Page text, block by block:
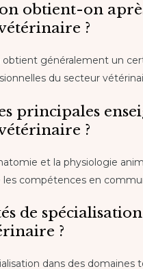
obtient-on
?
généralement un
du secteur
principales
?
et la physiologie
les compétences en
de
?
dans des domaines